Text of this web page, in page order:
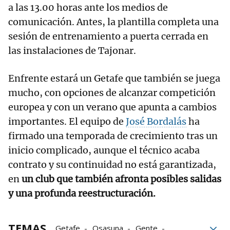
a las 13.00 horas ante los medios de
comunicación. Antes, la plantilla completa una
sesión de entrenamiento a puerta cerrada en
las instalaciones de Tajonar.
Enfrente estará un Getafe que también se juega
mucho, con opciones de alcanzar competición
europea y con un verano que apunta a cambios
importantes. El equipo de José Bordalásha
firmado una temporada de crecimiento tras un
inicio complicado, aunque el técnico acaba
contrato y su continuidad no está garantizada,
enun club que también afronta posibles salidas
y una profunda reestructuración.
Getafe Osasuna
Gente